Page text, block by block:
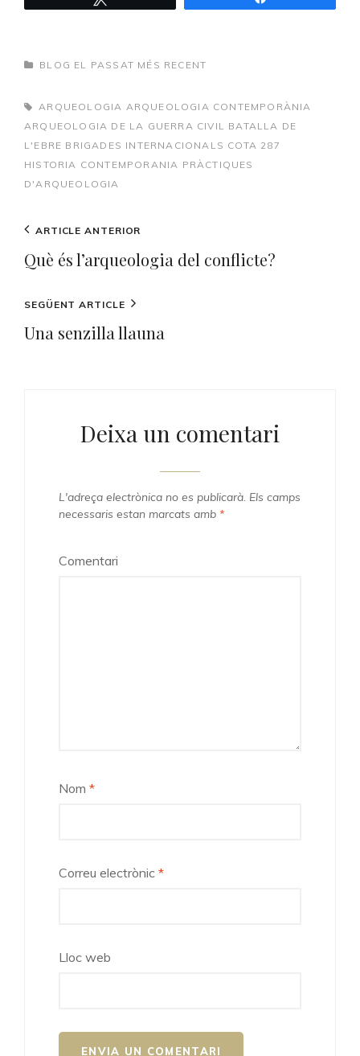
CATEGORIES
BLOG EL PASSAT MÉS RECENT
TAGS,
ARQUEOLOGIA ARQUEOLOGIA CONTEMPORÀNIA
ARQUEOLOGIA DE LA GUERRA CIVIL BATALLA DE
L'EBRE BRIGADES INTERNACIONALS COTA 287
HISTORIA CONTEMPORANIA PRÀCTIQUES
D'ARQUEOLOGIA
Navegació
d'entrades
Previous
Post
ARTICLE ANTERIOR
Què és l’arqueologia del conflicte?
Next
Post
SEGÜENT ARTICLE
Una senzilla llauna
Deixa un comentari
L'adreça electrònica no es publicarà. Els camps
necessaris estan marcats amb *
Comentari
Nom *
Correu electrònic *
Lloc web